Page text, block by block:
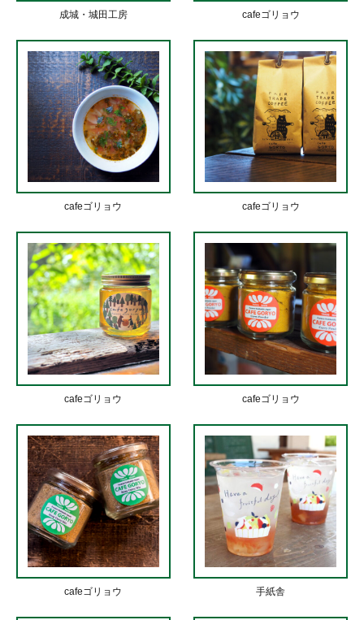
成城・城田工房 cafeゴリョウ
cafeゴリョウ cafeゴリョウ
cafeゴリョウ cafeゴリョウ
cafeゴリョウ 手紙舎